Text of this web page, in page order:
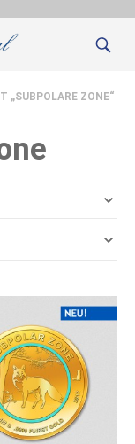
ZONE“